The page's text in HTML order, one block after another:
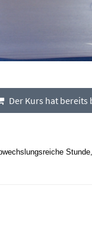
Der Kurs hat bereits